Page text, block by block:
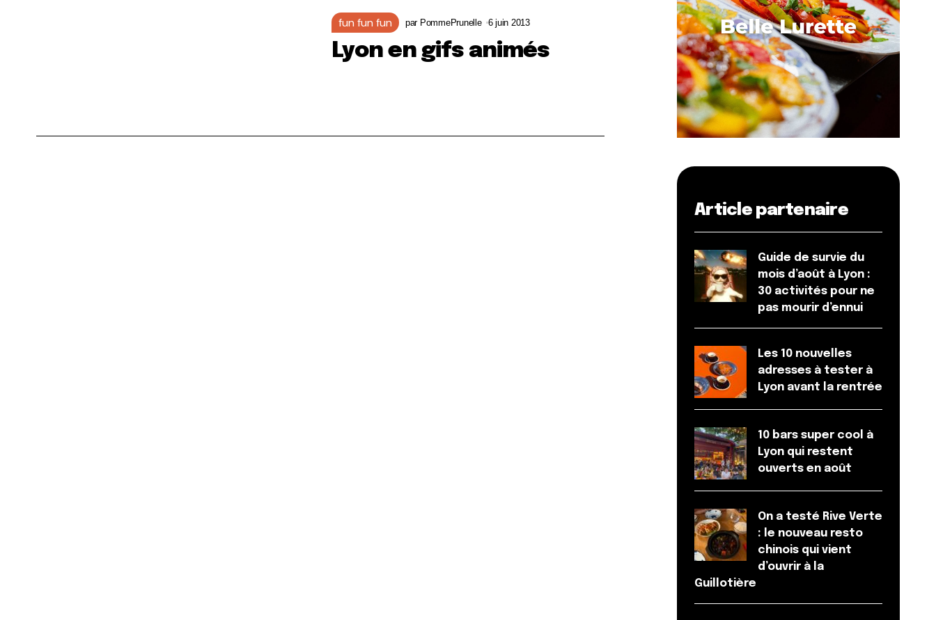
fun fun fun par PommePrunelle 6 juin 2013
Lyon en gifs animés
Article partenaire
Guide de survie du
mois d’août à Lyon :
30 activités pour ne
pas mourir d’ennui
Les 10 nouvelles
adresses à tester à
Lyon avant la rentrée
10 bars super cool à
Lyon qui restent
ouverts en août
On a testé Rive Verte
: le nouveau resto
chinois qui vient
d’ouvrir à la
Guillotière